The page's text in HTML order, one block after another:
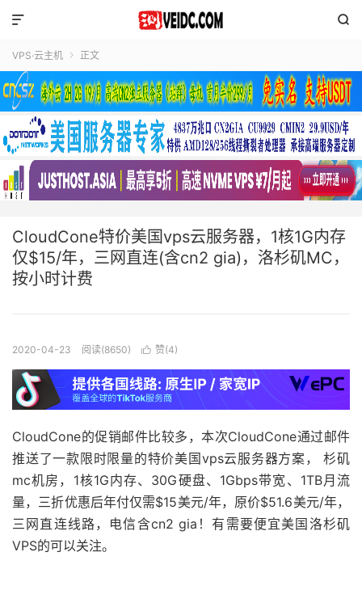


VPS·云主机  正文
CloudCone特价美国vps云服务器，1核1G内存
仅$15/年，三网直连(含cn2 gia)，洛杉矶MC，
按小时计费
2020-04-23 阅读(8650)  赞(4)
CloudCone的促销邮件比较多，本次CloudCone通过邮件
推送了一款限时限量的特价美国vps云服务器方案， 杉矶
mc机房，1核1G内存、30G硬盘、1Gbps带宽、1TB月流
量，三折优惠后年付仅需$15美元/年，原价$51.6美元/年，
三网直连线路，电信含cn2 gia！有需要便宜美国洛杉矶
VPS的可以关注。